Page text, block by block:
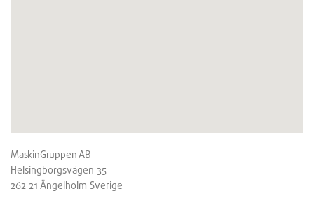
MaskinGruppen AB
Helsingborgsvägen 35
262 21 Ängelholm Sverige